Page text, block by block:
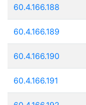
60.4.166.188
60.4.166.189
60.4.166.190
60.4.166.191